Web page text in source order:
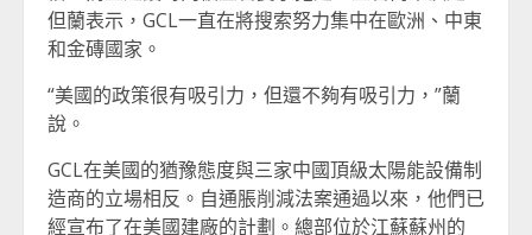
但蘭表示，GCL一直在將搜索努力集中在歐洲、中東
和金磚國家。
“美國的政策很有吸引力，但還不夠有吸引力，”蘭
說。
GCL在美國的猶豫態度與三家中國頂級太陽能設備制
造商的立場相反。自通脹削減法案通過以來，他們已
經宣布了在美國建廠的計劃。總部位於江蘇蘇州的